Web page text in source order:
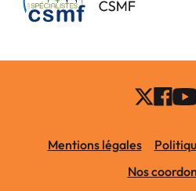
Mentions légales
Nos